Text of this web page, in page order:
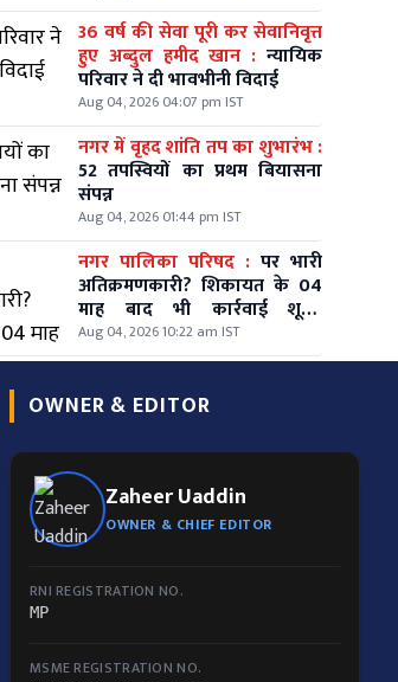
36 वर्ष की सेवा पूरी कर सेवानिवृत्त
हुए अब्दुल हमीद खान : न्यायिक
परिवार ने दी भावभीनी विदाई
Aug 04, 2026 04:07 pm IST
नगर में वृहद शांति तप का शुभारंभ :
52 तपस्वियों का प्रथम बियासना
संपन्न
Aug 04, 2026 01:44 pm IST
नगर पालिका परिषद : पर भारी
अतिक्रमणकारी? शिकायत के 04
माह बाद भी कार्रवाई शून्य,
वार्डवासियों में आक्रोश
Aug 04, 2026 10:22 am IST
OWNER & EDITOR
Zaheer Uaddin
OWNER & CHIEF EDITOR
RNI REGISTRATION NO.
MP
MSME REGISTRATION NO.